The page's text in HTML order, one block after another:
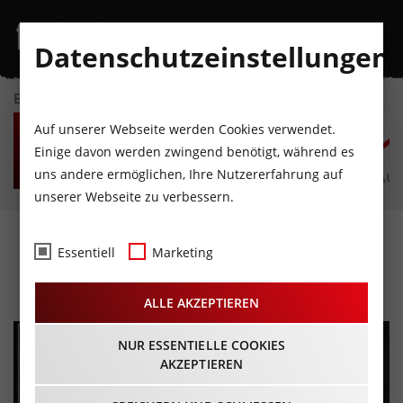
EVENTKALENDER
MO
10
AUGUST
DI
11
AUGUST
MI
12
AUGUST
DO
13
AUGUST
FR
14
AUGUST
Ritterturnier zue Tarrenz
05.09.2026 - Beginn 10:00 Uhr
Datenschutzeinstellungen
Auf unserer Webseite werden Cookies verwendet.
Einige davon werden zwingend benötigt, während es
uns andere ermöglichen, Ihre Nutzererfahrung auf
unserer Webseite zu verbessern.
Essentiell Marketing
ALLE AKZEPTIEREN
NUR ESSENTIELLE COOKIES
AKZEPTIEREN